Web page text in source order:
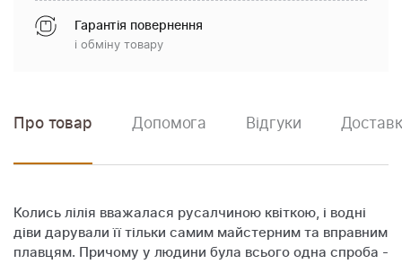
Гарантія повернення
і обміну товару
Про товар Допомога Відгуки
Колись лілія вважалася русалчиною квіткою, і водні
діви дарували її тільки самим майстерним та вправним
плавцям. Причому у людини була всього одна спроба -